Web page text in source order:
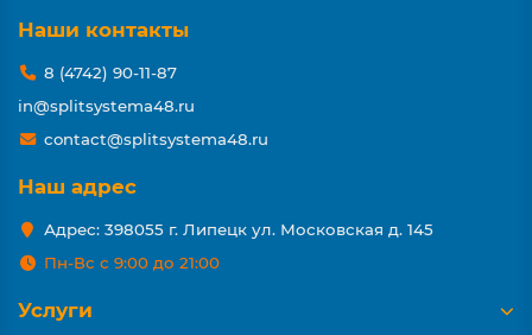
Наши контакты
8 (4742) 90-11-87
in@splitsystema48.ru
contact@splitsystema48.ru
Наш адрес
Адрес: 398055 г. Липецк ул. Московская д. 145
Пн-Вс с 9:00 до 21:00
Услуги